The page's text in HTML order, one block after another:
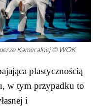
Kameralnej © WOK
plastycznością
w tym przypadku to
i